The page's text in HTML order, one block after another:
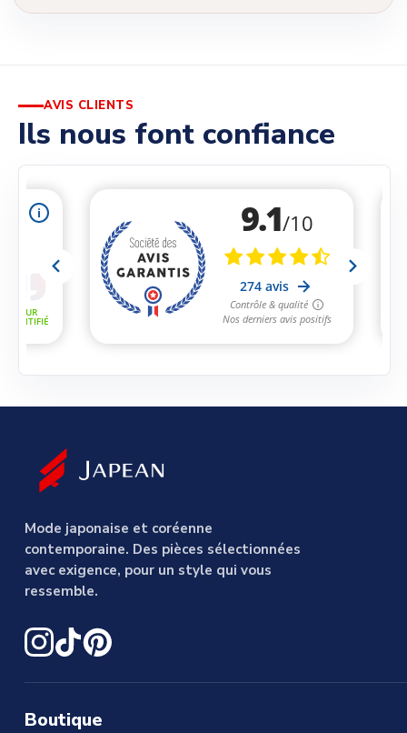
AVIS CLIENTS
Ils nous font confiance
Mode japonaise et coréenne
contemporaine. Des pièces sélectionnées
avec exigence, pour un style qui vous
ressemble.
Boutique